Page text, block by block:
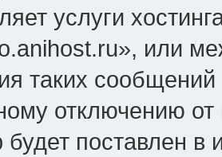
услуги
или
таких
отключению
будет поставлен в